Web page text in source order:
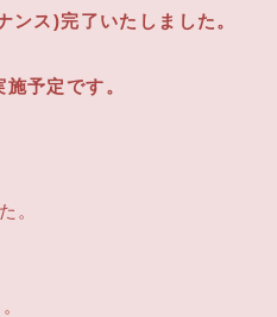
ス)完了いたしました。
予定です。
。